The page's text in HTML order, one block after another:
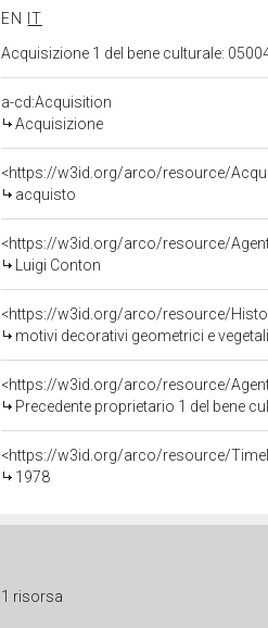
EN
IT
Acquisizione 1 del bene culturale:
a-cd:Acquisition
Acquisizione
<https://w3id.org/arco/resource/
acquisto
<https://w3id.org/arco/resource/
Luigi Conton
<https://w3id.org/arco/resource/
motivi decorativi geometrici e
<https://w3id.org/arco/resource/
Precedente proprietario 1 del bene
<https://w3id.org/arco/resource/
1978
1 risorsa